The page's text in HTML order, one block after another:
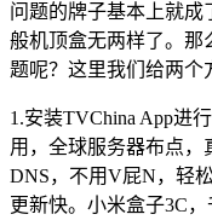
问题的牌子基本上就成
般机顶盒无两样了。那
题呢？这里我们给两个
1.安装TVChina App进
用，全球服务器布点，
DNS，不用V屁N，轻
更新快。小米盒子3C